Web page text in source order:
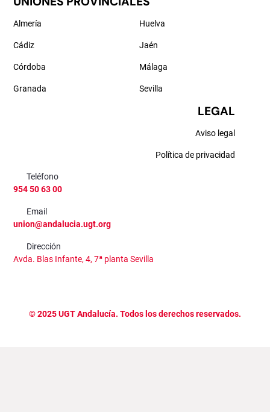
Almería
Cádiz
Córdoba
Granada
Huelva
Jaén
Málaga
Sevilla
LEGAL
Aviso legal
Política de privacidad
Teléfono
954 50 63 00
Email
union@andalucia.ugt.org
Dirección
Avda. Blas Infante, 4, 7ª planta Sevilla
©2025UGT Andalucía. Todos los derechos reservados.